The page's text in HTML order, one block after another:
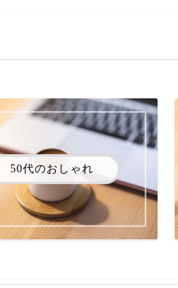
50代のおしゃれ